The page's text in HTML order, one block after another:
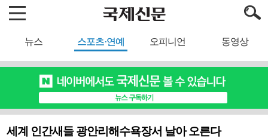
뉴스 스포츠·연예 오피니언 동영상
세계 인간새들 광안리해수욕장서 날아 오른다